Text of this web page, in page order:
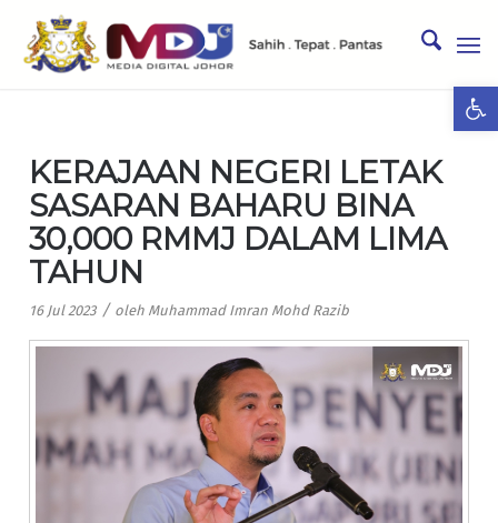
KERAJAAN NEGERI LETAK
SASARAN BAHARU BINA
30,000 RMMJ DALAM LIMA
TAHUN
16 Jul 2023 / oleh Muhammad Imran Mohd Razib